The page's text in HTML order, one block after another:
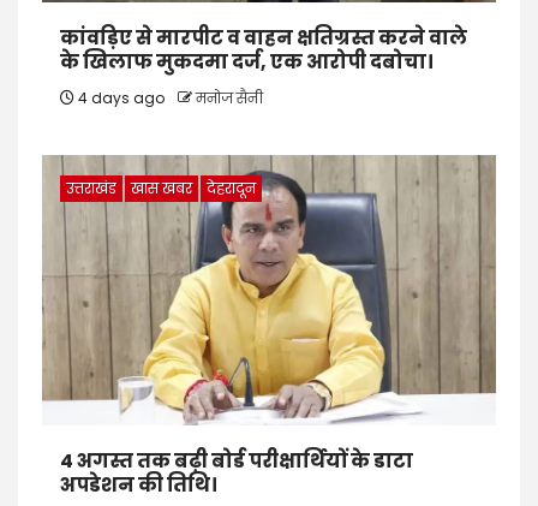
कांवड़िए से मारपीट व वाहन क्षतिग्रस्त करने वाले
के खिलाफ मुकदमा दर्ज, एक आरोपी दबोचा।
4 days ago मनोज सैनी
उत्तराखंड खास खबर देहरादून
4 अगस्त तक बढ़ी बोर्ड परीक्षार्थियों के डाटा
अपडेशन की तिथि।